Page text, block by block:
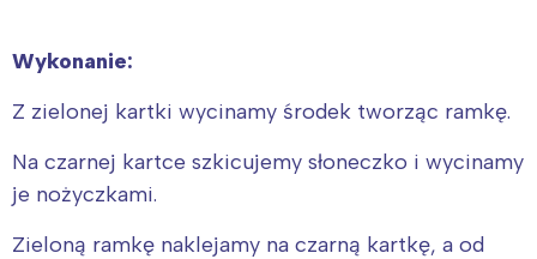
Wykonanie:
Z zielonej kartki wycinamy środek tworząc ramkę.
Na czarnej kartce szkicujemy słoneczko i wycinamy
je nożyczkami.
Zieloną ramkę naklejamy na czarną kartkę, a od